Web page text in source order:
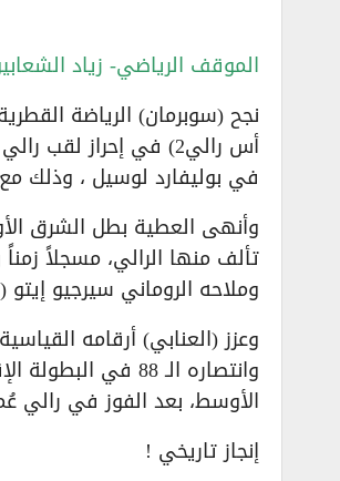
الموقف الرياضي- زياد
نجح (سوبرمان) الرياضة
أس رالي2) في إحراز
في بوليفارد لوسيل ، وذلك مع نهاية اليوم
وملاحه الروماني سيرجيو إيتو
وانتصاره الـ
الأوسط، بعد الفوز في رالي
إنجاز تاريخي !